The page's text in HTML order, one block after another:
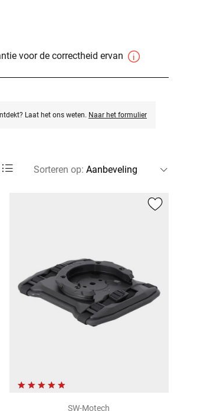
voor de correctheid ervan
Laat het ons weten. Naar het formulier
Sorteren op:
SW-Motech